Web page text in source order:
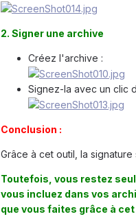
2. Signer une archive
Créez l'archive :
Signez-la avec un clic
Conclusion :
Grâce à cet outil, la
Toutefois, vous restez
vous incluez dans vos
que vous faites grâce à